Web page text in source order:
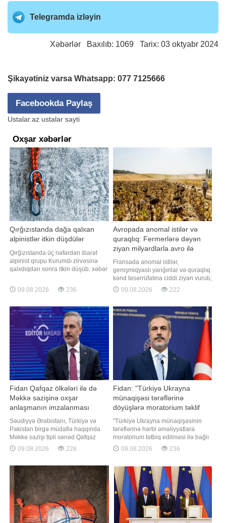
Telegramda izləyin
Xəbərlər Baxılıb: 1069 Tarix: 03 oktyabr 2024
Şikayətiniz varsa Whatsapp: 077 7125666
Facebookda Paylaş
Ustalar.az ustalar sayti
Oxşar xəbərlər
Qırğızıstanda dağa qalxan
alpinistlər itkin düşdülər
Qırğızıstanda üç nəfərdən ibarət
alpinist qrupu Kurumdı zirvəsinə
qalxdıqdan sonra itkin düşüb. xəbər
Xarici İşlər Nazirliyinə istinadən
məlumat yayıb. Məlumata görə,
vətəndaşıdır. Hazırda xilasedicilər
itkin alpinistlərin axtarışına
başlayıbla
09.08.2026 236
Avropada anomal istilər və
quraqlıq: Fermerlərə dəyən
ziyan milyardlarla avro ilə
ölçülür
Fransada anomal istilər,
genişmiqyaslı yanğınlar və quraqlıq
kənd təsərrüfatına ciddi ziyan vurub,
nəticədə fermerlərə dəyən itkilərin
kompensasiyası üçün milyardlarla
bunu Fransanın ən böyük kənd
təsərrüfatı həmkarlar ittifaqının
rəhbəri Arno Russo "Franceinfo"
09.08.2026 222
Fidan Qafqaz ölkələri ilə də
Məkkə sazişinə oxşar
anlaşmanın imzalanması
ehtimalını istisna etməyib
Səudiyyə Ərəbistanı, Türkiyə və
Pakistan birgə müdafiə haqqında
Məkkə sazişi tipli sənəd Qafqaz
ölkələri ilə də imzalana bilər.
"Report" xəbər verir ki, bunu
Fidan "Anadolu" Agentliyinin "Editör
Masası" proqramında deyib.
"Türkiyəni
09.08.2026 228
Fidan: "Türkiyə Ukrayna
münaqişəsi tərəflərinə
döyüşlərə moratorium təklif
edib"
"Türkiyə Ukrayna münaqişəsinin
tərəflərinə hərbi əməliyyatlara
moratorium tətbiq edilməsi ilə bağlı
təklif göndərib". xəbər verir ki, bunu
Türkiyənin xarici işlər naziri Hakan
müsahibəsində deyib. "Biz tərəfləri
atəşkəs elan etmək üçün mexanizm
yaratmağ
09.08.2026 236